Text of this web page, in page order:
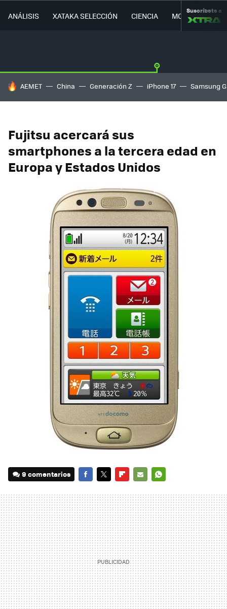
ANÁLISIS XATAKA SELECCIÓN CIENCIA MOVILIDAD
Suscríbete a
HOY SE HABLA DE
AEMET China Generación Z iPhone 17 Samsung
Fujitsu acercará sus
smartphones a la tercera edad en
Europa y Estados Unidos
9 comentarios
MAIL